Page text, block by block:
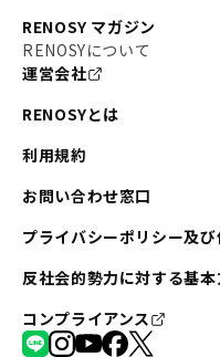
RENOSY マガジン
RENOSYについて
運営会社
RENOSYとは
利用規約
お問い合わせ窓口
プライバシーポリシー及
反社会的勢力に対する基本
コンプライアンス